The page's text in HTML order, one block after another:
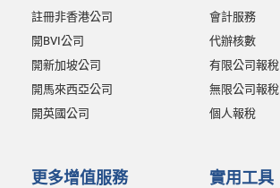
註冊非香港公司
開BVI公司
開新加坡公司
開馬來西亞公司
開英國公司
會計服務
代辦核數
有限公司報稅
無限公司報稅
個人報稅
更多增值服務 實用工具